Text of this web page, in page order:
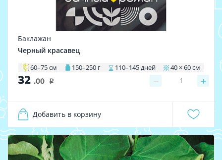
Баклажан
Черный красавец
60–75 см 150–250 г 110–145 дней 40 × 60 см
32 .00 i − +
1
Добавить в корзину